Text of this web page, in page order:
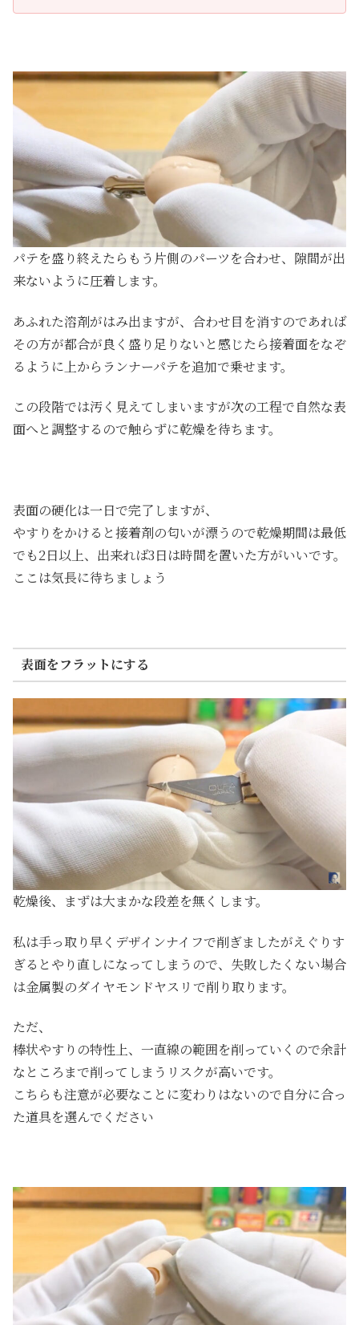
パテを盛り終えたらもう片側のパーツを合わせ、隙間が出
来ないように圧着します。
あふれた溶剤がはみ出ますが、合わせ目を消すのであれば
その方が都合が良く盛り足りないと感じたら接着面をなぞ
るように上からランナーパテを追加で乗せます。
この段階では汚く見えてしまいますが次の工程で自然な表
面へと調整するので触らずに乾燥を待ちます。
表面の硬化は一日で完了しますが、
やすりをかけると接着剤の匂いが漂うので乾燥期間は最低
でも2日以上、出来れば3日は時間を置いた方がいいです。
ここは気長に待ちましょう
表面をフラットにする
乾燥後、まずは大まかな段差を無くします。
私は手っ取り早くデザインナイフで削ぎましたがえぐりす
ぎるとやり直しになってしまうので、失敗したくない場合
は金属製のダイヤモンドヤスリ で削り取ります。
ただ、
棒状やすりの特性上、一直線の範囲を削っていくので余計
なところまで削ってしまうリスクが高いです。
こちらも注意が必要なことに変わりはないので自分に合っ
た道具を選んでください